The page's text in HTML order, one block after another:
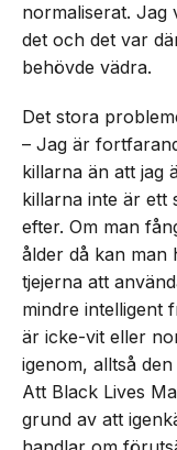
normaliserat. Jag
det och det var
behövde vädra.
Det stora
– Jag är
killarna än att jag
killarna inte är ett
efter. Om man
ålder då kan man
tjejerna att
mindre intelligent
är icke-vit eller
igenom, alltså
Att Black Lives
grund av att